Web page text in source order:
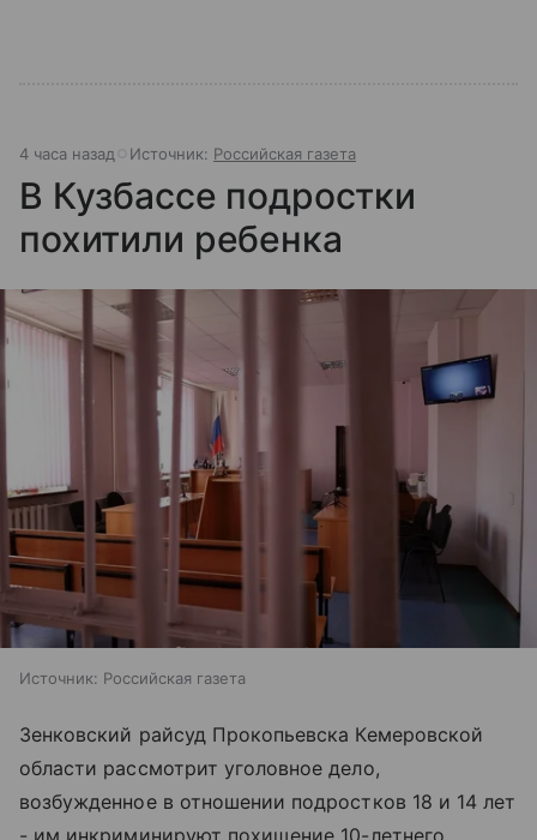
4 часа назад Источник: Российская газета
В Кузбассе подростки
похитили ребенка
Источник: Российская газета
Зенковский райсуд Прокопьевска Кемеровской
области рассмотрит уголовное дело,
возбужденное в отношении подростков 18 и 14 лет
- им инкриминируют похищение 10-летнего